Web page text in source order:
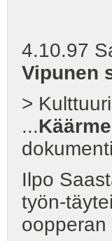
4.10.97
Vipunen
>
...
Ilpo
työn-